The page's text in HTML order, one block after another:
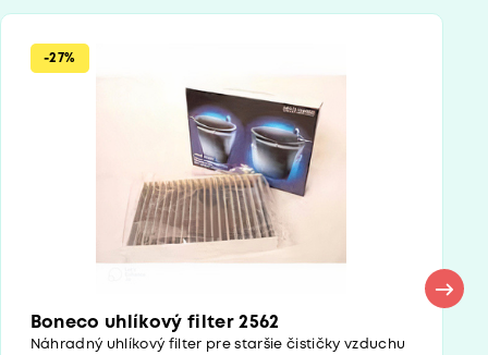
-27%
Boneco uhlíkový filter 2562
Náhradný uhlíkový filter pre staršie čističky vzduchu